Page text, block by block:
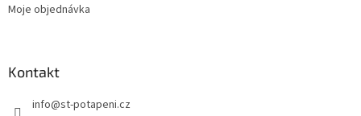
Moje objednávka
Kontakt
info@st-potapeni.cz